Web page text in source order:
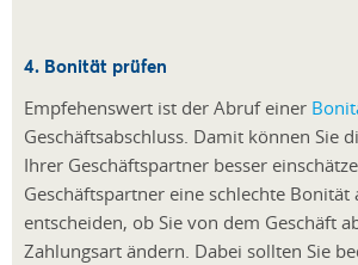
4. Bonität prüfen
Empfehenswert ist der Abruf einer
Geschäftsabschluss. Damit können Sie
Ihrer Geschäftspartner besser
Geschäftspartner eine schlechte Bonität
entscheiden, ob Sie von dem Geschäft
Zahlungsart ändern. Dabei sollten Sie